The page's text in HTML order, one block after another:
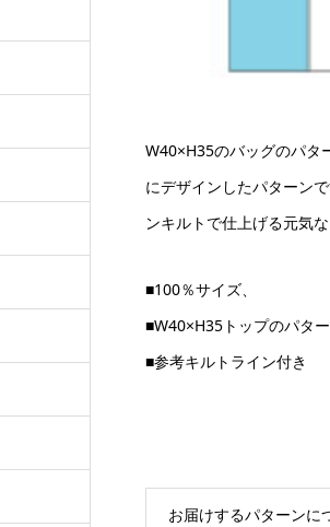
W40×H35のバッグのパタ
にデザインしたパターン
ンキルトで仕上げる元気
■100％サイズ、
■W40×H35トップのパタ
■参考キルトライン付き
お届けするパターンに